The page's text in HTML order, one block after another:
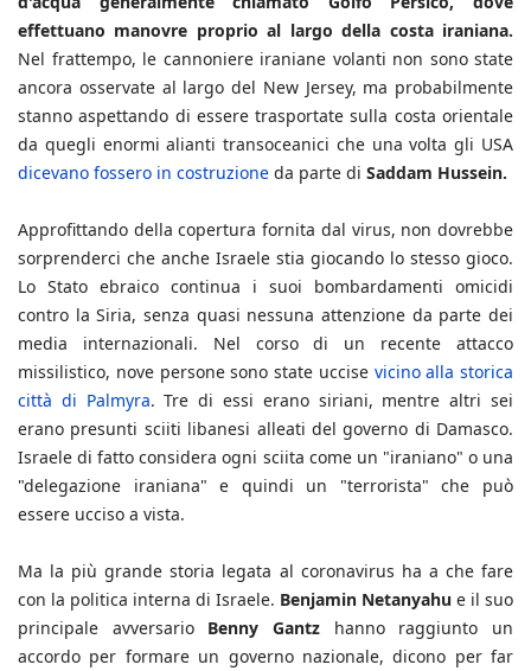
effettuano manovre proprio al largo della costa iraniana.
Nel frattempo, le cannoniere iraniane volanti non sono state
ancora osservate al largo del New Jersey, ma probabilmente
stanno aspettando di essere trasportate sulla costa orientale
da quegli enormi alianti transoceanici che una volta gli USA
dicevano fossero in costruzione da parte di Saddam Hussein.
Approfittando della copertura fornita dal virus, non dovrebbe
sorprenderci che anche Israele stia giocando lo stesso gioco.
Lo Stato ebraico continua i suoi bombardamenti omicidi
contro la Siria, senza quasi nessuna attenzione da parte dei
media internazionali. Nel corso di un recente attacco
missilistico, nove persone sono state uccise vicino alla storica
città di Palmyra. Tre di essi erano siriani, mentre altri sei
erano presunti sciiti libanesi alleati del governo di Damasco.
Israele di fatto considera ogni sciita come un "iraniano" o una
"delegazione iraniana" e quindi un "terrorista" che può
essere ucciso a vista.
Ma la più grande storia legata al coronavirus ha a che fare
con la politica interna di Israele. Benjamin Netanyahu e il suo
principale avversarioBenny Gantz hanno raggiunto un
accordo per formare un governo nazionale, dicono per far